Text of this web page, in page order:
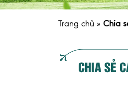
Trang chủ » Chia
CHIA SẺ